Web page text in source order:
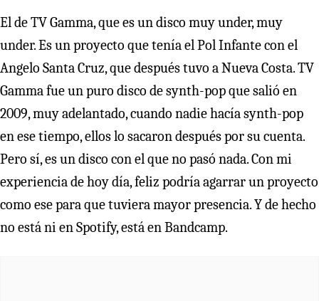
El de TV Gamma, que es un disco muy under, muy
under. Es un proyecto que tenía el Pol Infante con el
Angelo Santa Cruz, que después tuvo a Nueva Costa. TV
Gamma fue un puro disco de synth-pop que salió en
2009, muy adelantado, cuando nadie hacía synth-pop
en ese tiempo, ellos lo sacaron después por su cuenta.
Pero sí, es un disco con el que no pasó nada. Con mi
experiencia de hoy día, feliz podría agarrar un proyecto
como ese para que tuviera mayor presencia. Y de hecho
no está ni en Spotify, está en Bandcamp.